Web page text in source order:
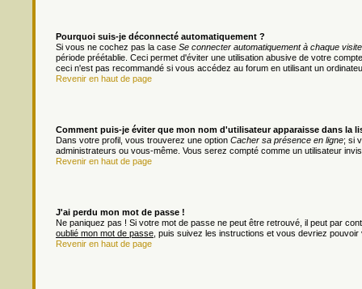
Pourquoi suis-je déconnecté automatiquement ?
Si vous ne cochez pas la case Se connecter automatiquement à chaque visite
période préétablie. Ceci permet d'éviter une utilisation abusive de votre
ceci n'est pas recommandé si vous accédez au forum en utilisant un
Revenir en haut de page
Comment puis-je éviter que mon nom d'utilisateur apparaisse dans la
Dans votre profil, vous trouverez une option Cacher sa présence en ligne; si
administrateurs ou vous-même. Vous serez compté comme un utilisateur
Revenir en haut de page
J'ai perdu mon mot de passe !
Ne paniquez pas ! Si votre mot de passe ne peut être retrouvé, il peut par
oublié mon mot de passe , puis suivez les instructions et vous devriez
Revenir en haut de page